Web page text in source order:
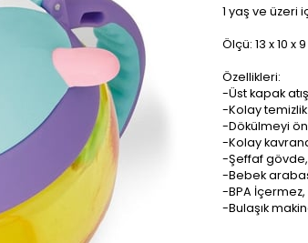
1 yaş ve üzeri
Ölçü: 13 x 10 x
Özellikleri:
-Üst kapak
-Kolay
-Dökülmeyi
-Kolay
-Şeffaf gövde,
-Bebek
-BPA İçermez,
-Bulaşık